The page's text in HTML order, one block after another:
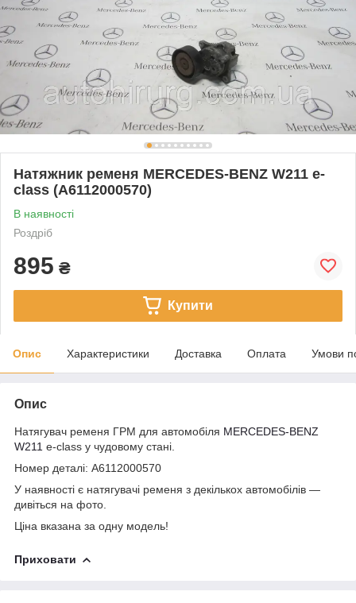
Натяжник ременя MERCEDES-BENZ W211 e-
class (A6112000570)
В наявності
Роздріб
895 ₴
Купити
Опис Характеристики Доставка Оплата Умови
Опис
Натягувач ременя ГРМ для автомобіля MERCEDES-BENZ
W211 e-class у чудовому стані.
Номер деталі: A6112000570
У наявності є натягувачі ременя з декількох автомобілів —
дивіться на фото.
Ціна вказана за одну модель!
Приховати